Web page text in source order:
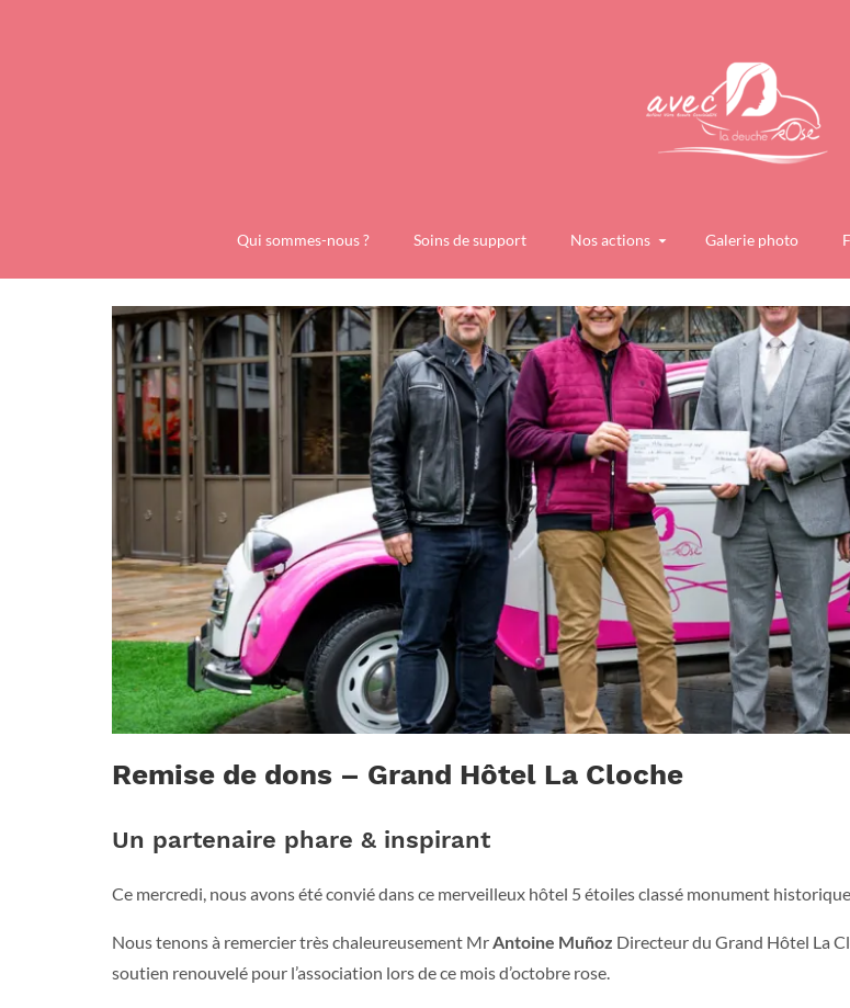
Qui sommes-nous ? Soins de support Nos actions Galerie photo
Remise de dons – Grand Hôtel La Cloche
Un partenaire phare & inspirant
Ce mercredi, nous avons été convié dans ce merveilleux hôtel 5 étoiles classé monument
Nous tenons à remercier très chaleureusement Mr Antoine Muñoz Directeur du Grand Hôtel La
soutien renouvelé pour l’association lors de ce mois d’octobre rose.